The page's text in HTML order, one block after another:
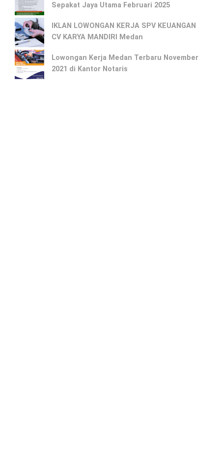
Sepakat Jaya Utama Februari 2025
IKLAN LOWONGAN KERJA SPV KEUANGAN
CV KARYA MANDIRI Medan
Lowongan Kerja Medan Terbaru November
2021 di Kantor Notaris